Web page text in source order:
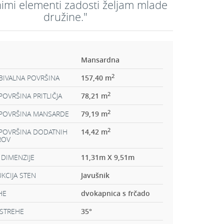
elementi zadosti željam mlade
družine."
Mansardna
POVRŠINA
157,40 m2
PRITLIČJA 78,21 m2
MANSARDE 79,19 m2
DODATNIH 14,42 m2
11,31m X 9,51m
STEN
Javušnik
dvokapnica s frčado
35°